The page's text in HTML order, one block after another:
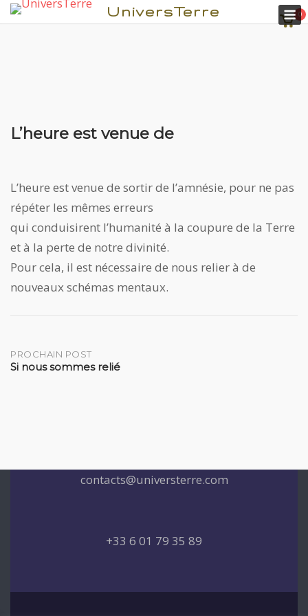
Aller
UniversTerre
Voir
0
L’heure est venue de
L’heure est venue de sortir de l’amnésie, pour ne pas
répéter les mêmes erreurs
qui conduisirent l’humanité à la coupure de la Terre
et à la perte de notre divinité.
Pour cela, il est nécessaire de nous relier à de
nouveaux schémas mentaux.
Post
PROCHAIN POST
Si nous sommes relié
contacts@universterre.com
+33 6 01 79 35 89